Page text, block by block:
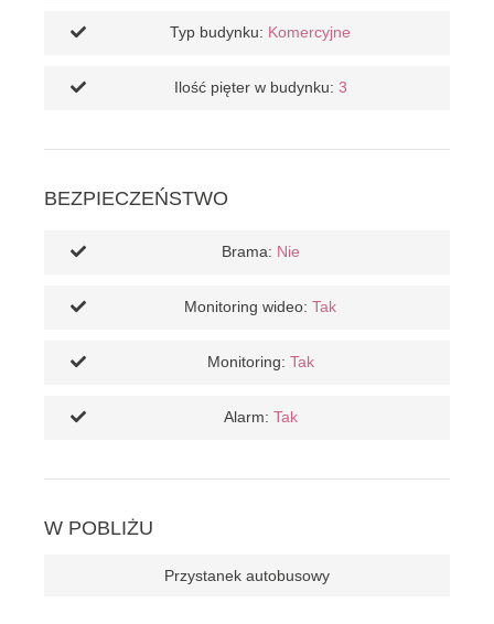
Typ budynku: Komercyjne
Ilość pięter w budynku: 3
BEZPIECZEŃSTWO
Brama: Nie
Monitoring wideo: Tak
Monitoring: Tak
Alarm: Tak
W POBLIŻU
Przystanek autobusowy